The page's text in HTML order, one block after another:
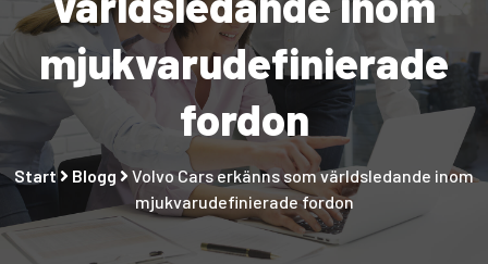
mjukvarudefinierade
fordon
Start Blogg
Volvo Cars erkänns som världsledande inom
mjukvarudefinierade fordon